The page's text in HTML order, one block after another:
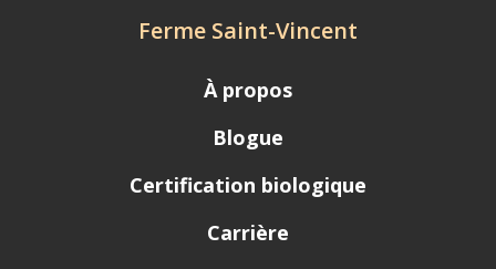
Ferme Saint-Vincent
À propos
Blogue
Certification biologique
Carrière